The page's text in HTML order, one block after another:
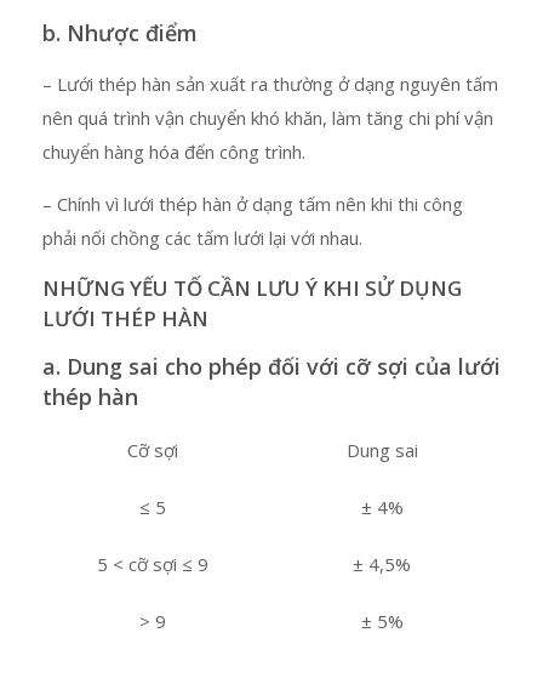
b. Nhược điểm
– Lưới thép hàn sản xuất ra thường ở dạng nguyên tấm
nên quá trình vận chuyển khó khăn, làm tăng chi phí vận
chuyển hàng hóa đến công trình.
– Chính vì lưới thép hàn ở dạng tấm nên khi thi công
phải nối chồng các tấm lưới lại với nhau.
NHỮNG YẾU TỐ CẦN LƯU Ý KHI SỬ DỤNG
LƯỚI THÉP HÀN
a. Dung sai cho phép đối với cỡ sợi của lưới
thép hàn
Cỡ sợi Dung sai
≤ 5 ± 4%
5 < cỡ sợi ≤ 9 ± 4,5%
> 9 ± 5%